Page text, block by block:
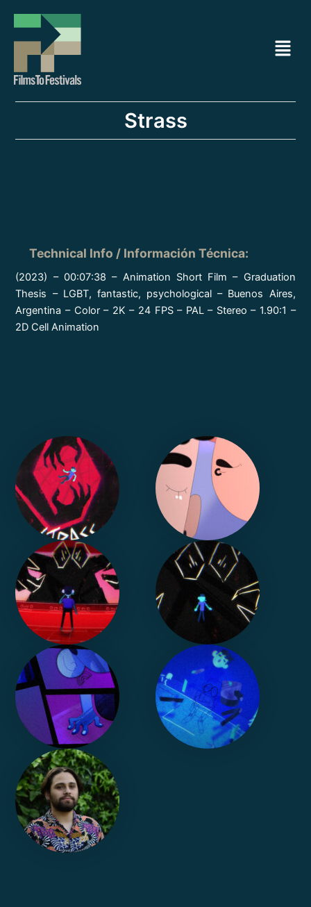
contenido
Menú
Strass
Technical Info / Información Técnica:
(2023) – 00:07:38 – Animation Short Film – Graduation
Thesis – LGBT, fantastic, psychological – Buenos Aires,
Argentina – Color – 2K – 24 FPS – PAL – Stereo – 1.90:1 –
2D Cell Animation
de
entradas